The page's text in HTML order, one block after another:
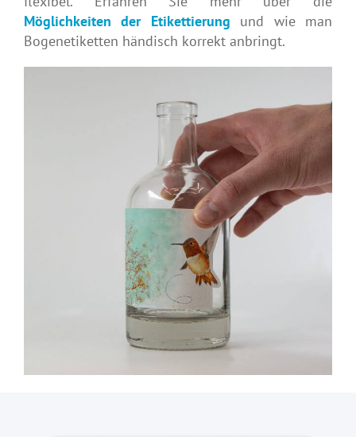
Möglichkeiten der Etikettierung und wie man
Bogenetiketten händisch korrekt anbringt.